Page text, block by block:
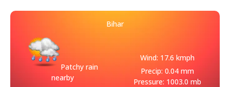
Bihar
Patchy rain
nearby
Wind: 17.6 kmph
Precip: 0.04 mm
Pressure: 1003.0 mb